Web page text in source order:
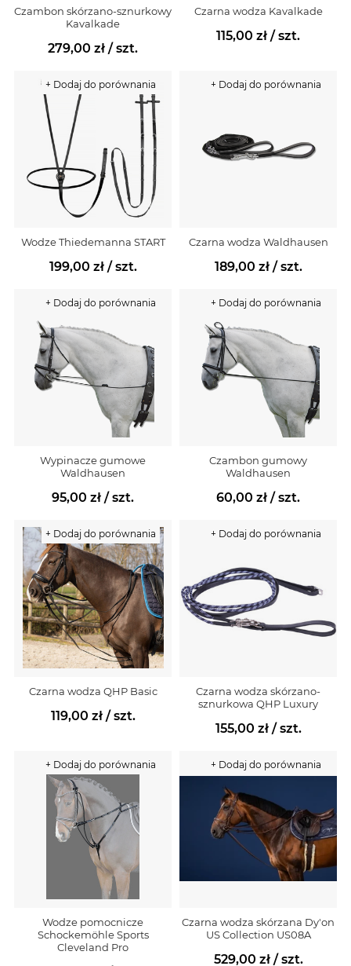
Czambon skórzano-sznurkowy
Kavalkade
279,00 zł / szt.
Czarna wodza Kavalkade
115,00 zł / szt.
Wodze Thiedemanna START
199,00 zł/ szt.
+ Dodaj do porównania
Czarna wodza Waldhausen
189,00 zł/ szt.
+ Dodaj do porównania
Wypinacze gumowe
Waldhausen
95,00 zł / szt.
+ Dodaj do porównania
Czambon gumowy
Waldhausen
60,00 zł / szt.
+ Dodaj do porównania
Czarna wodza QHP Basic
119,00 zł/ szt.
+ Dodaj do porównania
Czarna wodza skórzano-
sznurkowa QHP Luxury
155,00 zł/ szt.
+ Dodaj do porównania
Wodze pomocnicze
Schockemöhle Sports
Cleveland Pro
+ Dodaj do porównania
Czarna wodza skórzana Dy'on
US Collection US08A
529,00 zł/ szt.
+ Dodaj do porównania